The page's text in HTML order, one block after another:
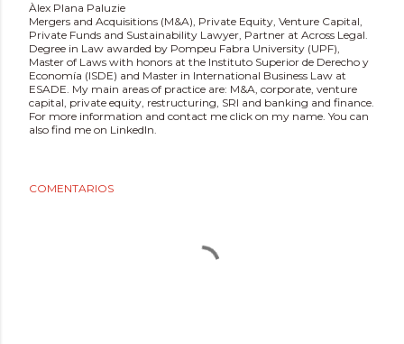
Àlex Plana Paluzie
Mergers and Acquisitions (M&A), Private Equity, Venture Capital,
Private Funds and Sustainability Lawyer, Partner at Across Legal.
Degree in Law awarded by Pompeu Fabra University (UPF),
Master of Laws with honors at the Instituto Superior de Derecho y
Economía (ISDE) and Master in International Business Law at
ESADE. My main areas of practice are: M&A, corporate, venture
capital, private equity, restructuring, SRI and banking and finance.
For more information and contact me click on my name. You can
also find me on LinkedIn.
COMENTARIOS